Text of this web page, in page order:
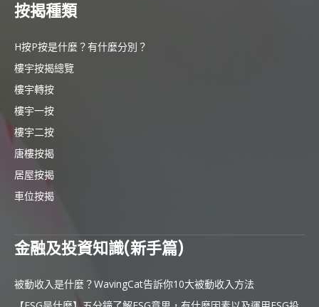
按揭種類
H按P按是什麼？有什麼分別？
樓宇按揭總覽
樓宇轉按
樓宇一按
樓宇二按
唐樓按揭
居屋按揭
車位按揭
金融及投資知識(新手篇)
被動收入是什麼？WavingCat告訴你10大被動收入方法